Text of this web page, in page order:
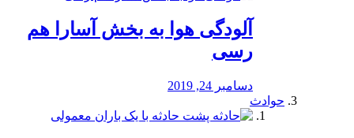
آلودگی هوا به بخش آسارا هم
رسی
دسامبر 24, 2019
حوادث